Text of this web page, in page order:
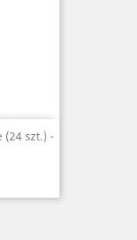
(24 szt.) -